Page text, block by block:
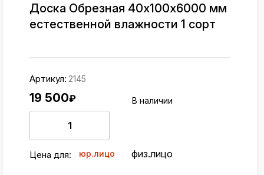
Доска Обрезная 40х100х6000 мм
естественной влажности 1 сорт
Артикул: 2145
19 500₽ В наличии
Цена для: юр.лицо физ.лицо